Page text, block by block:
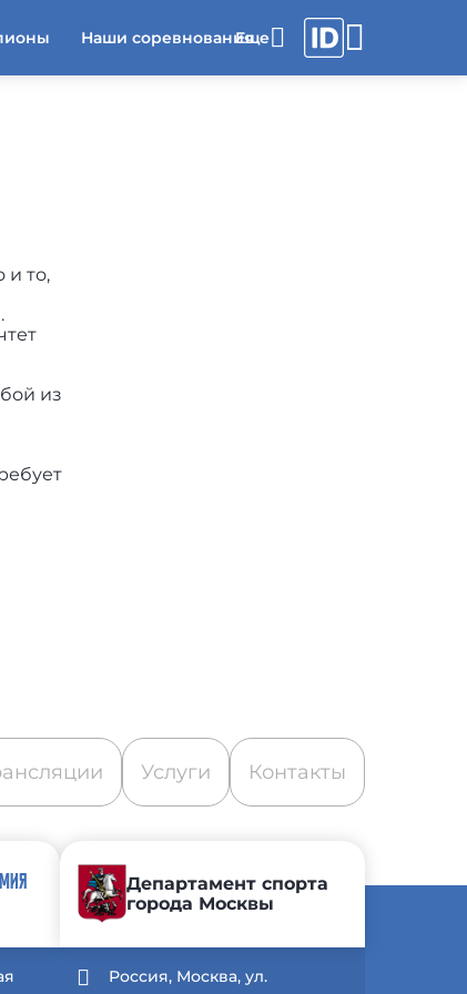
Наши соревнования
и то,
из
Услуги Контакты
Департамент спорта
города Москвы
Россия, Москва, ул.